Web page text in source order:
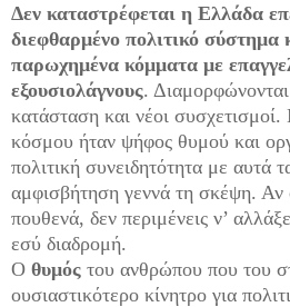
Δεν καταστρέφεται η Ελλάδα
διεφθαρμένο πολιτικό σύστημα
παρωχημένα κόμματα με
εξουσιολάγνους.
κατάσταση και νέοι
κόσμου ήταν ψήφος θυμού και
πολιτική συνειδητότητα με αυτά
αμφισβήτηση γεννά τη σκέψη. Αν
πουθενά, δεν περιμένεις ν’
εσύ διαδρομή.
Ο θυμός του ανθρώπου που του
ουσιαστικότερο κίνητρο για